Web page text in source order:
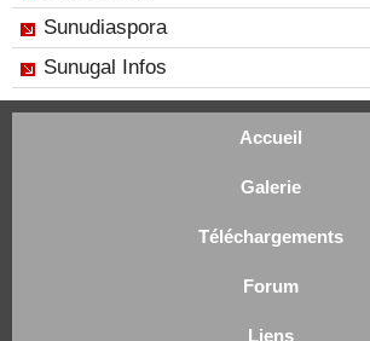
Sunudiaspora
Sunugal Infos
Accueil
Galerie
Téléchargements
Forum
Liens